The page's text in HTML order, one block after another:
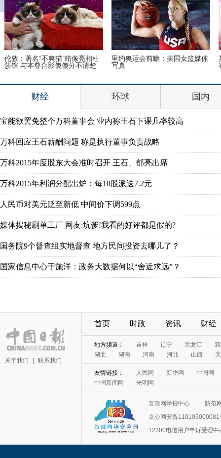
伦敦：著名“不爽猫”蜡像亮相杜
莎馆 与本尊合影傻傻分不清楚
里约奥运会前瞻：美国女篮媒体
写真
财经 环球 国内
宝能欲罢免整个万科董事会 业内称王石下课几率较高
万科回应王石薪酬问题 称是执行董事负责战略
万科2015年度股东大会准时召开 王石、郁亮出席
万科2015年利润分配出炉：每10股派送7.2元
人民币对美元贬至新低 中间价下调599点
媒体揭秘刷单工厂 网友:坑爹!我看的好评都是假的?
国务院9个督查组实地督查 地方民间投资去哪儿了？
国家信息中心于施洋：政务大数据何以“舍近求远”？
关于我们 联系我们
首页 时政 资讯 财经
地方频道： 吉林 辽宁 黑龙江
湖北
湖南 河南 河北 山西
友情链接： 人民网 新华网
中国网
中国新闻网
光明网
互联网举报中心
防范
京公网安备110105000081
12300电信用户申诉受理中